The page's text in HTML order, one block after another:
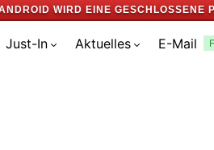
WIRD EINE GESCHLOSSENE
Just-In Aktuelles E-Mail